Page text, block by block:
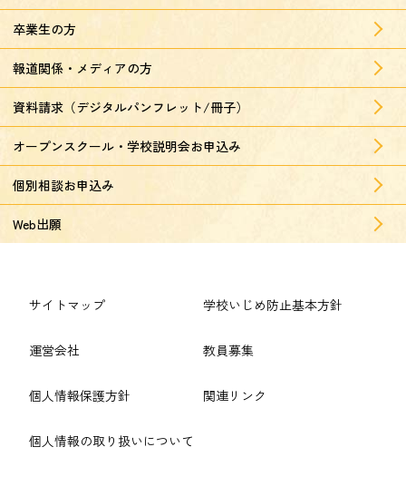
卒業生の方
報道関係・メディアの方
資料請求（デジタルパンフレット/冊子）
オープンスクール・学校説明会お申込み
個別相談お申込み
Web出願
サイトマップ
運営会社
個人情報保護方針
個人情報の取り扱いについて
学校いじめ防止基本方針
教員募集
関連リンク